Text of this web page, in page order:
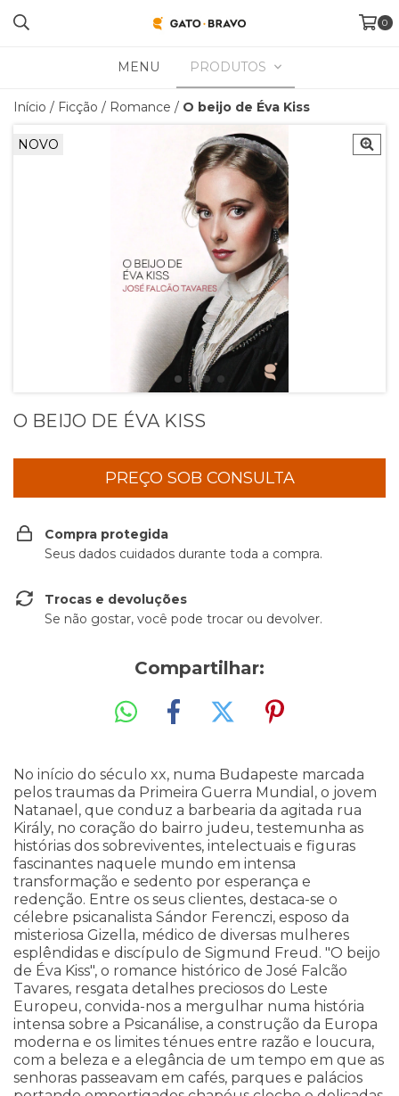
0
MENU PRODUTOS
Início / Ficção / Romance / O beijo de Éva Kiss
NOVO
O BEIJO DE ÉVA KISS
Compra protegida
Seus dados cuidados durante toda a compra.
Trocas e devoluções
Se não gostar, você pode trocar ou devolver.
Compartilhar:
No início do século xx, numa Budapeste marcada
pelos traumas da Primeira Guerra Mundial, o jovem
Natanael, que conduz a barbearia da agitada rua
Király, no coração do bairro judeu, testemunha as
histórias dos sobreviventes, intelectuais e figuras
fascinantes naquele mundo em intensa
transformação e sedento por esperança e
redenção. Entre os seus clientes, destaca-se o
célebre psicanalista Sándor Ferenczi, esposo da
misteriosa Gizella, médico de diversas mulheres
esplêndidas e discípulo de Sigmund Freud. "O beijo
de Éva Kiss", o romance histórico de José Falcão
Tavares, resgata detalhes preciosos do Leste
Europeu, convida-nos a mergulhar numa história
intensa sobre a Psicanálise, a construção da Europa
moderna e os limites ténues entre razão e loucura,
com a beleza e a elegância de um tempo em que as
senhoras passeavam em cafés, parques e palácios